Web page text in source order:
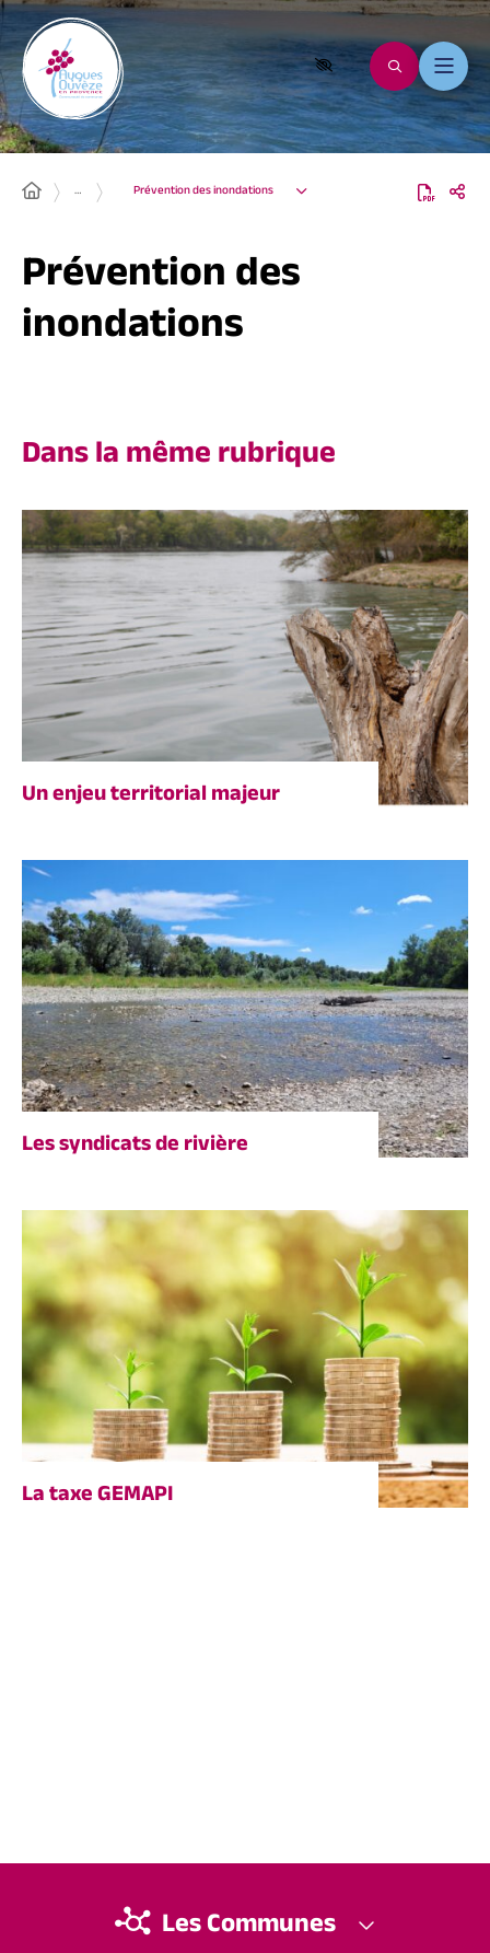
… Prévention des inondations
Prévention des
inondations
Dans la même rubrique
Un enjeu territorial majeur
Les syndicats de rivière
La taxe GEMAPI
Les Communes